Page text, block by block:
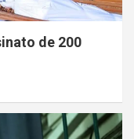
de 200